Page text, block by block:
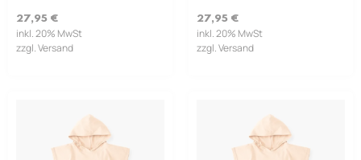
27,95 €
inkl. 20% MwSt
zzgl. Versand
27,95 €
inkl. 20% MwSt
zzgl. Versand